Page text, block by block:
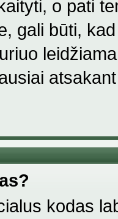
o pati
gali būti,
kodas